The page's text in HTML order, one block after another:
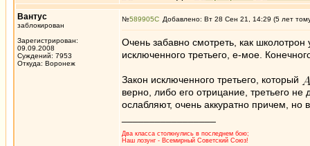
Вантус
заблокирован
Зарегистрирован:
09.09.2008
Суждений: 7953
Откуда: Воронеж
№589905 Добавлено: Вт 28 Сен 21, 14:29 (5 лет
Очень забавно смотреть, как
исключенного третьего, е-мое.
Закон исключенного третьего, который
верно, либо его отрицание, третьего
ослабляют, очень аккуратно причем,
Два класса столкнулись в последнем бою;
Наш лозунг - Всемирный Советский Союз!